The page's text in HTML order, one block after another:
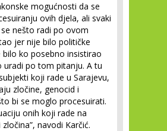
mogućnosti da se
ovih djela, ali svaki
nešto radi po ovom
jer nije bilo političke
ko posebno insistirao
uradi po tom pitanju. A tu
koji rade u Sarajevu,
zločine, genocid i
bi se moglo procesuirati.
onih koji rade na
navodi Karčić.